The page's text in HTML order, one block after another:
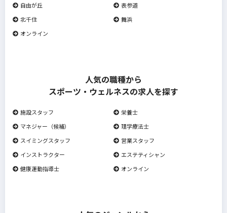
自由が丘
表参道
北千住
舞浜
オンライン
人気の職種から
スポーツ・ウェルネスの求人を探す
施設スタッフ
栄養士
マネジャー（候補）
理学療法士
スイミングスタッフ
営業スタッフ
インストラクター
エステティシャン
健康運動指導士
オンライン